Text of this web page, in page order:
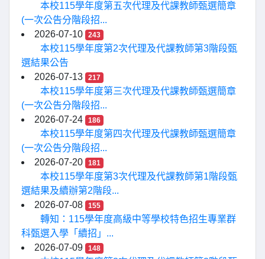
本校115學年度第五次代理及代課教師甄選簡章
(一次公告分階段招...
2026-07-10
243
本校115學年度第2次代理及代課教師第3階段甄
選結果公告
2026-07-13
217
本校115學年度第三次代理及代課教師甄選簡章
(一次公告分階段招...
2026-07-24
186
本校115學年度第四次代理及代課教師甄選簡章
(一次公告分階段招...
2026-07-20
181
本校115學年度第3次代理及代課教師第1階段甄
選結果及續辦第2階段...
2026-07-08
155
轉知：115學年度高級中等學校特色招生專業群
科甄選入學「續招」...
2026-07-09
148